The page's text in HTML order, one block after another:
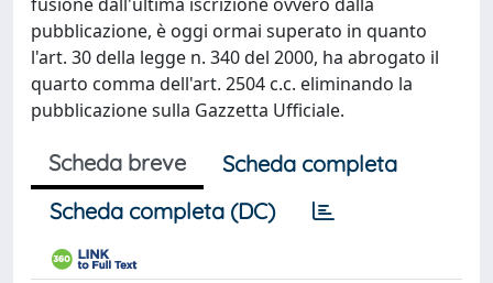
pubblicazione, è oggi ormai superato in quanto
l'art. 30 della legge n. 340 del 2000, ha abrogato il
quarto comma dell'art. 2504 c.c. eliminando la
pubblicazione sulla Gazzetta Ufficiale.
Scheda breve
Scheda completa
Scheda completa (DC)